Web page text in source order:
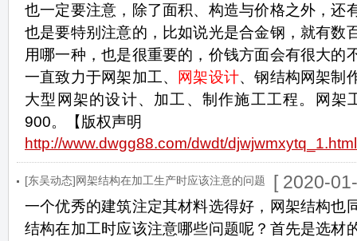
也一定要注意，除了面积、构造与价格之外，还
也是要特别注意的，比如说光是合金钢，就有数
用哪一种，也是很重要的，价钱方面会有很大的
一直致力于网架加工、 网架设计、钢结构网架制
大型网架的设计、加工、制作施工工程。网架
900。【版权声明
http://www.dwgg88.com/dwdt/djwjwmxytq_1.html
[东吴动态]网架结构在加工生产时应该注意的问题 [ 2020-
一个优秀的建筑注定其材料选得好，网架结构也
结构在加工时应该注意哪些问题呢？首先是选材